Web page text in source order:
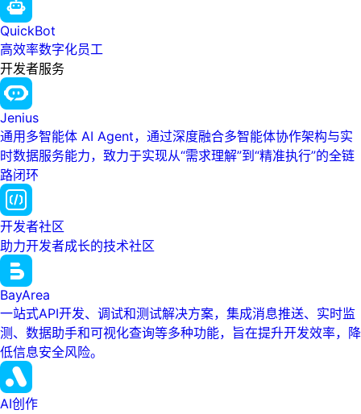
QuickBot
高效率数字化员工
开发者服务
Jenius
通用多智能体 AI Agent，通过深度融合多智能体协作架构与实
时数据服务能力，致力于实现从“需求理解”到“精准执行”的全链
路闭环
开发者社区
助力开发者成长的技术社区
BayArea
一站式API开发、调试和测试解决方案，集成消息推送、实时监
测、数据助手和可视化查询等多种功能，旨在提升开发效率，降
低信息安全风险。
AI创作